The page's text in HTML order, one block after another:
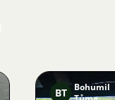
BT
Bohumil